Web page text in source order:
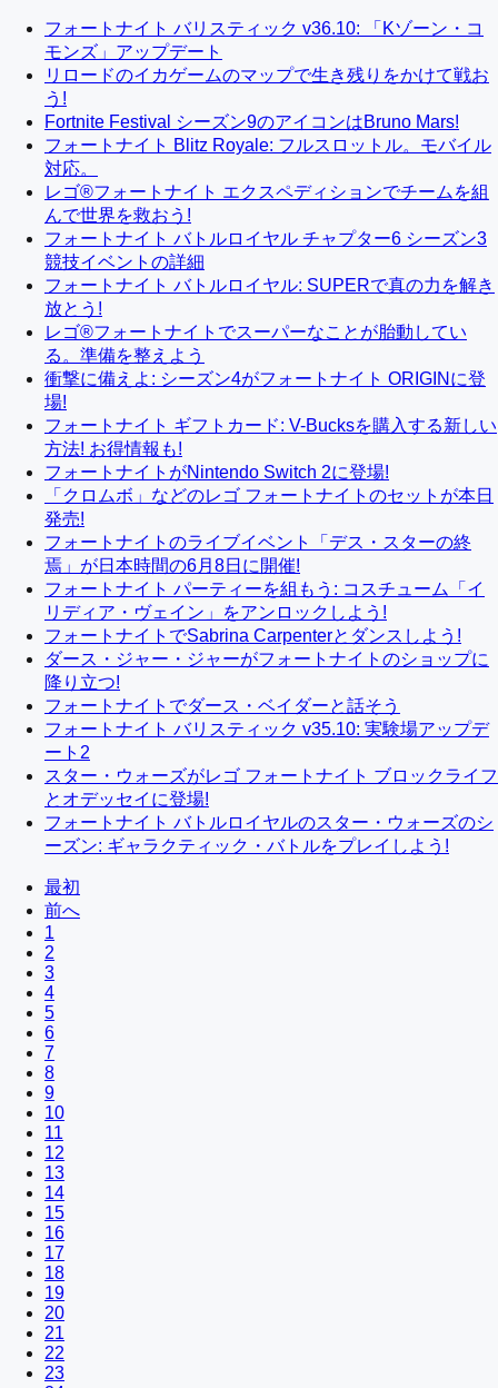
フォートナイト バリスティック v36.10: 「Kゾーン・コ
モンズ」アップデート
リロードのイカゲームのマップで生き残りをかけて戦お
う!
Fortnite Festival シーズン9のアイコンはBruno Mars!
フォートナイト Blitz Royale: フルスロットル。モバイル
対応。
レゴ®フォートナイト エクスペディションでチームを組
んで世界を救おう!
フォートナイト バトルロイヤル チャプター6 シーズン3
競技イベントの詳細
フォートナイト バトルロイヤル: SUPERで真の力を解き
放とう!
レゴ®フォートナイトでスーパーなことが胎動してい
る。準備を整えよう
衝撃に備えよ: シーズン4がフォートナイト ORIGINに登
場!
フォートナイト ギフトカード: V-Bucksを購入する新しい
方法! お得情報も!
フォートナイトがNintendo Switch 2に登場!
「クロムボ」などのレゴ フォートナイトのセットが本日
発売!
フォートナイトのライブイベント「デス・スターの終
焉」が日本時間の6月8日に開催!
フォートナイト パーティーを組もう: コスチューム「イ
リディア・ヴェイン」をアンロックしよう!
フォートナイトでSabrina Carpenterとダンスしよう!
ダース・ジャー・ジャーがフォートナイトのショップに
降り立つ!
フォートナイトでダース・ベイダーと話そう
フォートナイト バリスティック v35.10: 実験場アップデ
ート2
スター・ウォーズがレゴ フォートナイト ブロックライフ
とオデッセイに登場!
フォートナイト バトルロイヤルのスター・ウォーズのシ
ーズン: ギャラクティック・バトルをプレイしよう!
最初
前へ
1
2
3
4
5
6
7
8
9
10
11
12
13
14
15
16
17
18
19
20
21
22
23